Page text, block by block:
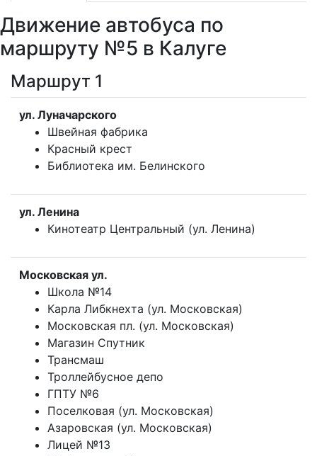
Движение автобуса по
маршруту №5 в Калуге
Маршрут 1
ул. Луначарского
Швейная фабрика
Красный крест
Библиотека им. Белинского
ул. Ленина
Кинотеатр Центральный (ул. Ленина)
Московская ул.
Школа №14
Карла Либкнехта (ул. Московская)
Московская пл. (ул. Московская)
Магазин Спутник
Трансмаш
Троллейбусное депо
ГПТУ №6
Поселковая (ул. Московская)
Азаровская (ул. Московская)
Лицей №13